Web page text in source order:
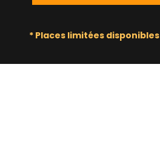
* Places limitées disponibles